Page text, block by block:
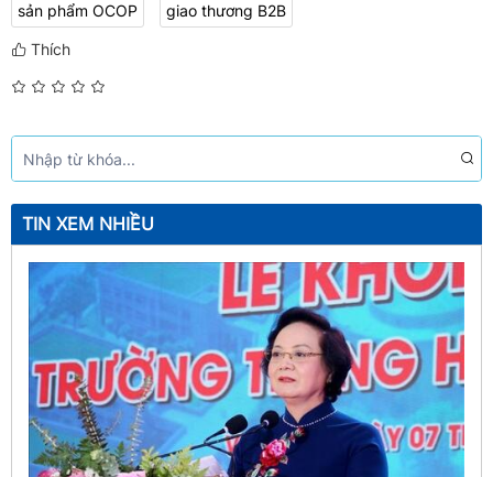
sản phẩm OCOP giao thương B2B
Thích
TIN XEM NHIỀU